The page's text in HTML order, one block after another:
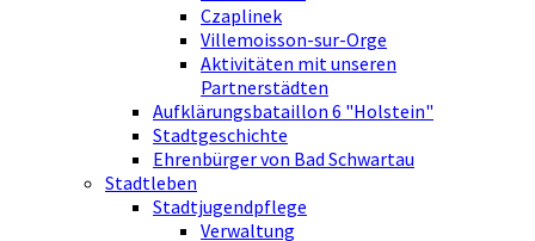
Czaplinek
Villemoisson-sur-Orge
Aktivitäten mit unseren
Partnerstädten
Aufklärungsbataillon 6 "Holstein"
Stadtgeschichte
Ehrenbürger von Bad Schwartau
Stadtleben
Stadtjugendpflege
Verwaltung